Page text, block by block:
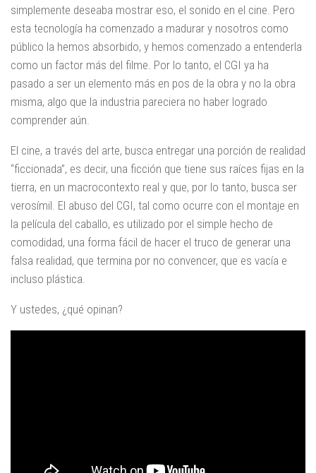
simplemente deseaba mostrar eso, el sonido en el cine. Pero
esta tecnología ha comenzado a madurar y nosotros como
público la hemos absorbido, y hemos comenzado a entenderla
como un factor más del filme. Por lo tanto, el CGI ya ha
pasado a ser un elemento más en pos de la obra y no la obra
misma, algo que la industria pareciera no haber logrado
comprender aún.
El cine, a través del arte, busca entregar una porción de realidad
“ficcionada”, es decir, una ficción que tiene sus raíces fijas en la
tierra, en un macrocontexto real y que, por lo tanto, busca ser
verosímil. El abuso del CGI, tal como ocurre con el montaje en
la película del caballo, es utilizado por el simple hecho de
comodidad, una forma fácil de hacer el truco de generar una
falsa realidad, que termina por no convencer, que es vacía e
incluso plástica.
Y ustedes, ¿qué opinan?